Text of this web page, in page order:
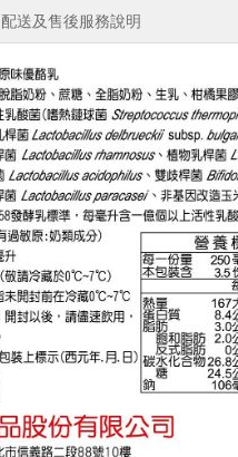
配送及售後服務說明